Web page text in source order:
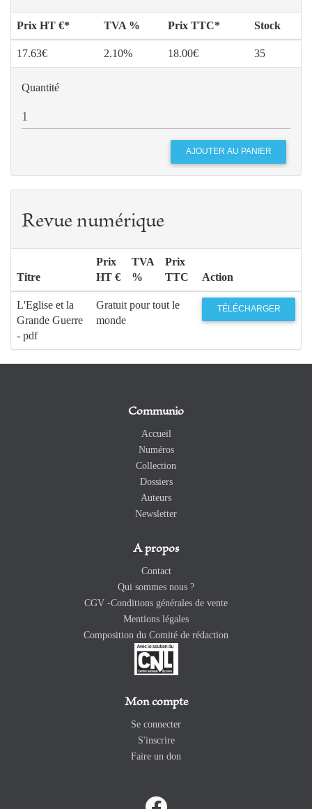
Prix HT €* TVA % Prix TTC* Stock
17.63€ 2.10% 18.00€ 35
Quantité
Revue numérique
Titre
Prix
HT €
TVA
%
Prix
TTC
Action
L'Eglise et la
Grande Guerre
- pdf
Gratuit pour tout le
monde
TÉLÉCHARGER
Communio
Accueil
Numéros
Collection
Dossiers
Auteurs
Newsletter
A propos
Contact
Qui sommes nous ?
CGV -Conditions générales de vente
Mentions légales
Composition du Comité de rédaction
Mon compte
Se connecter
S'inscrire
Faire un don